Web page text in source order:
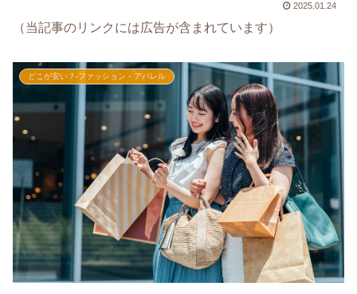
2025.01.24
（当記事のリンクには広告が含まれています）
どこが安い？-ファッション・アパレル